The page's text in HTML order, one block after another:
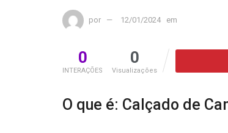
por 12/01/2024 em
0
INTERAÇÕES
0
Visualizações
O que é: Calçado de